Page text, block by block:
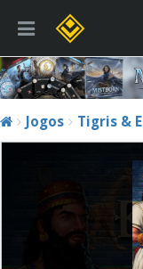
Jogos Tigris &